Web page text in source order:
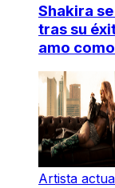
Shakira
tras su
amo
Artista